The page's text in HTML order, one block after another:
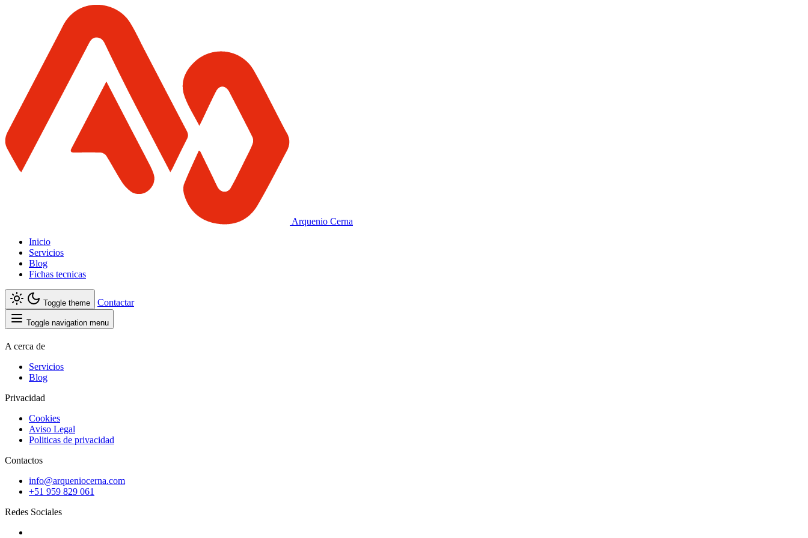
Arquenio Cerna
Inicio
Servicios
Blog
Fichas tecnicas
Toggle theme Contactar
Toggle navigation menu
A cerca de
Servicios
Blog
Privacidad
Cookies
Aviso Legal
Politicas de privacidad
Contactos
info@arqueniocerna.com
+51 959 829 061
Redes Sociales